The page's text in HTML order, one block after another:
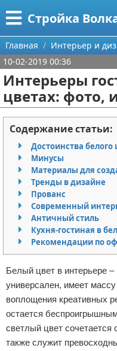
Стройка
Меню
Главная
Категории
Строительство
Мебель
Интерьер и дизайн
Дизайн дачи
Дизайн квартиры
Кухня
Посуда
Ремонт
Ремонт дачи
Ремонт квартиры
Инструменты
Ванная
Домашний быт
Коммунальные
Сантехника
Поиск
О проекте
Контакты
Сотрудничество
Размещение рекламы
Для правообладателей
Условия
Отказ от
Главная Интерьер и
10-02-2019 00:36
Интерьеры
цветах: фото,
Содержание статьи:
Достоинства белого
Минусы
Материалы для
Тренды в дизайне
Прованс
Современный
Античный стиль
Кухня-гостиная в
Рекомендации по
Белый цвет в интерьере
универсален, имеет
воплощения креативных
остается
светлый цвет
также служит